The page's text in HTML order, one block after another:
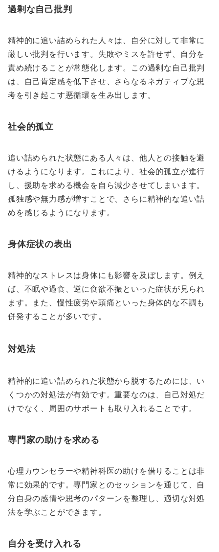
過剰な自己批判
精神的に追い詰められた人々は、自分に対して非常に
厳しい批判を行います。失敗やミスを許せず、自分を
責め続けることが常態化します。この過剰な自己批判
は、自己肯定感を低下させ、さらなるネガティブな思
考を引き起こす悪循環を生み出します。
社会的孤立
追い詰められた状態にある人々は、他人との接触を避
けるようになります。これにより、社会的孤立が進行
し、援助を求める機会を自ら減少させてしまいます。
孤独感や無力感が増すことで、さらに精神的な追い詰
めを感じるようになります。
身体症状の表出
精神的なストレスは身体にも影響を及ぼします。例え
ば、不眠や過食、逆に食欲不振といった症状が見られ
ます。また、慢性疲労や頭痛といった身体的な不調も
併発することが多いです。
対処法
精神的に追い詰められた状態から脱するためには、い
くつかの対処法が有効です。重要なのは、自己対処だ
けでなく、周囲のサポートも取り入れることです。
専門家の助けを求める
心理カウンセラーや精神科医の助けを借りることは非
常に効果的です。専門家とのセッションを通じて、自
分自身の感情や思考のパターンを整理し、適切な対処
法を学ぶことができます。
自分を受け入れる